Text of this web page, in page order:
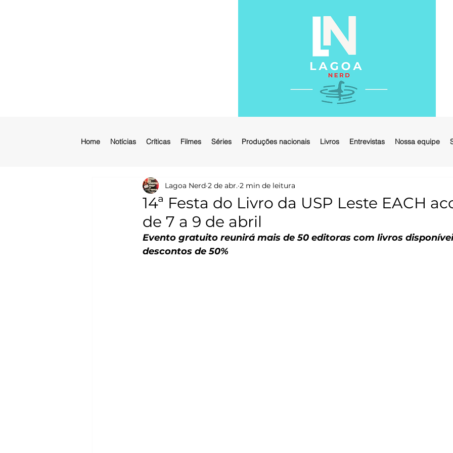
Home Notícias Críticas Filmes Séries Produções nacionais Livros Entrevistas Nossa equipe
14ª Festa do Livro da USP Leste EACH
de 7 a 9 de abril
Lagoa Nerd 2 de abr. 2 min de leitura
Evento gratuito reunirá mais de 50 editoras com livros
descontos de 50%